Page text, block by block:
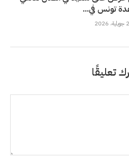
تونس في...
تعليقًا